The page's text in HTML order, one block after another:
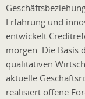
Erfahrung und
entwickelt
morgen. Die Basis
qualitativen
aktuelle
realisiert offene